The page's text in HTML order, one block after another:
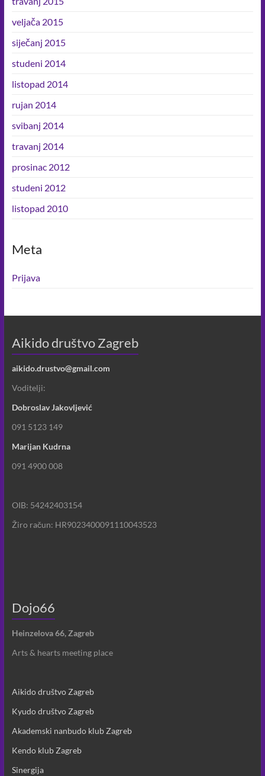
veljača 2015
siječanj 2015
studeni 2014
listopad 2014
rujan 2014
svibanj 2014
travanj 2014
prosinac 2012
studeni 2012
listopad 2010
Meta
Prijava
Aikido društvo Zagreb
aikido.drustvo@gmail.com
Voditelji:
Dobroslav Jakovljević
091 5123 149
Marijan Kudrna
091 4900 008
OIB: 54242403154
Žiro račun: HR9023400091110043523
Dojo66
Heinzelova 66, Zagreb
Arts & hearts meeting place
Aikido društvo Zagreb
Kyudo društvo Zagreb
Akademski nanbudo klub Zagreb
Kendo klub Zagreb
Sinergija